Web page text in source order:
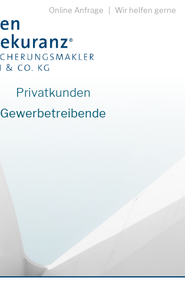
Online Anfrage Wir helfen gerne
Privatkunden
Gewerbetreibende